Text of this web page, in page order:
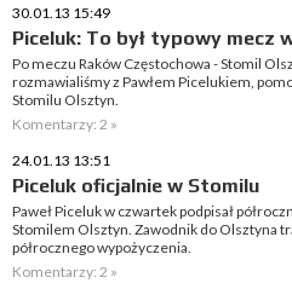
30.01.13 15:49
Piceluk: To był typowy mecz
Po meczu Raków Częstochowa - Stomil
rozmawialiśmy z Pawłem Picelukiem,
Stomilu Olsztyn.
Komentarzy: 2 »
24.01.13 13:51
Piceluk oficjalnie w Stomilu
Paweł Piceluk w czwartek podpisał
Stomilem Olsztyn. Zawodnik do Olsztyna
półrocznego wypożyczenia.
Komentarzy: 2 »